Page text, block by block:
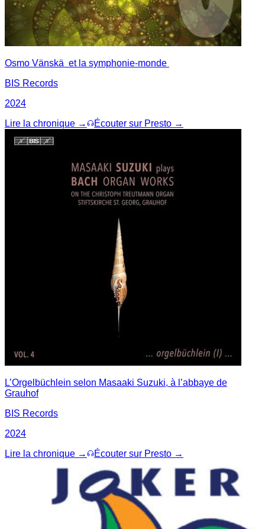
Osmo Vänskä et la symphonie-monde
BIS Records
2024
Lire la chronique →
Écouter sur Presto →
L’Orgelbüchlein selon Masaaki Suzuki, à l’abbaye de
Grauhof
BIS Records
2024
Lire la chronique →
Écouter sur Presto →